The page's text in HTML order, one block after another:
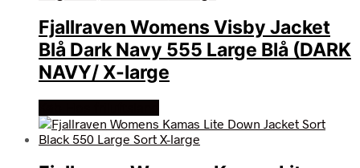
Fjallraven Womens Visby Jacket
Blå Dark Navy 555 Large Blå (DARK
NAVY/ X-large